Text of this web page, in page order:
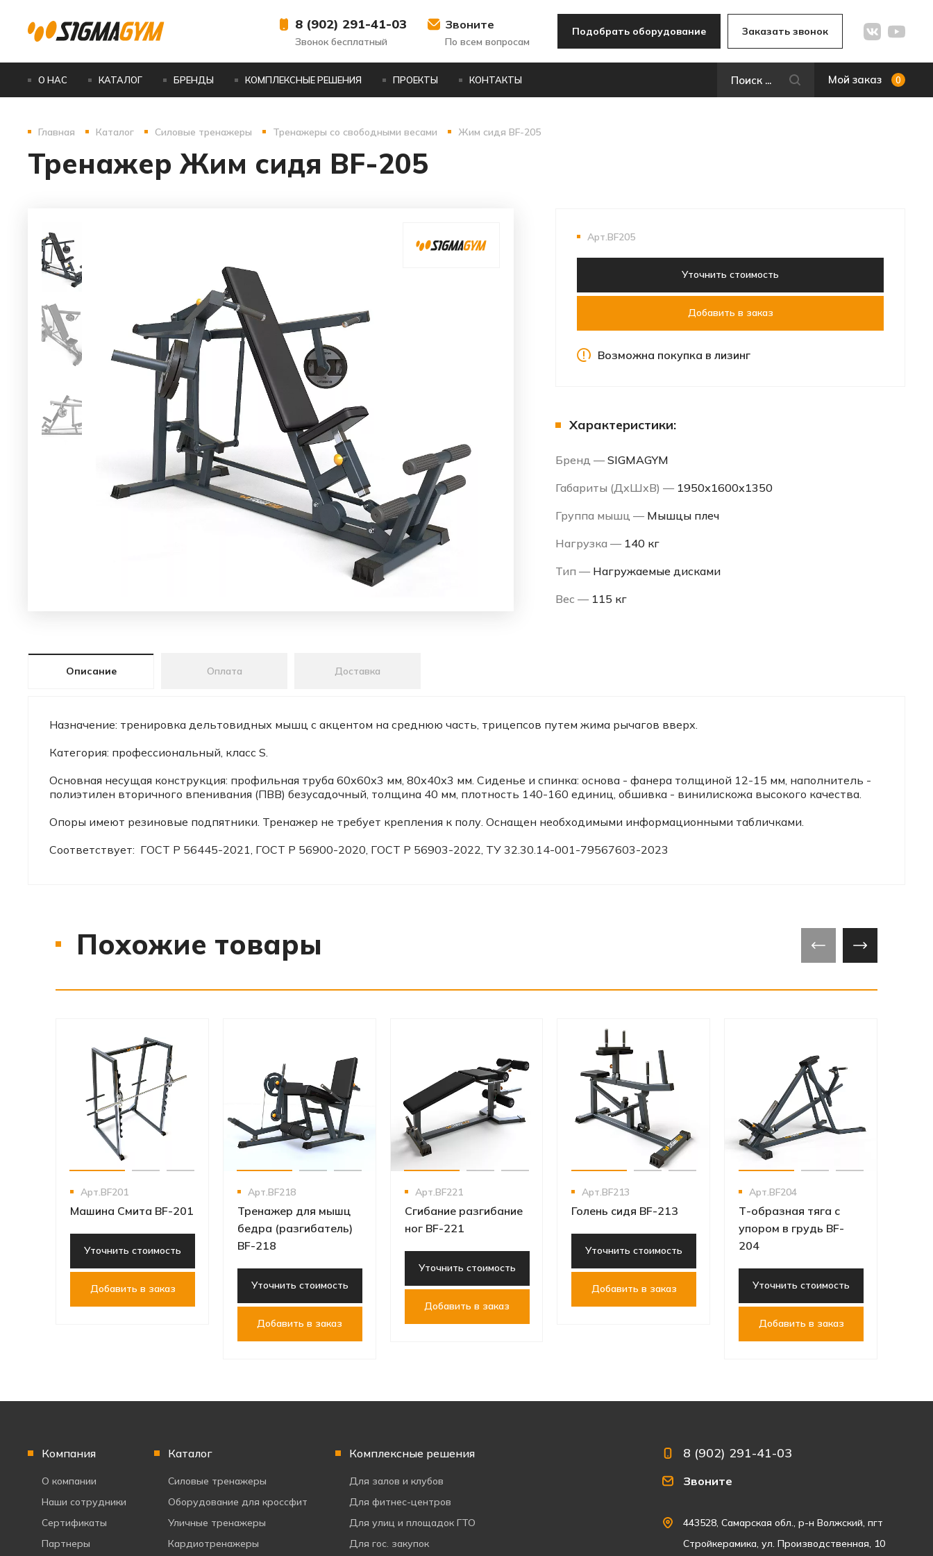
8 (902) 291-41-03
Звонок бесплатный
Звоните
По всем вопросам
Подобрать оборудование Заказать звонок
О НАС КАТАЛОГ БРЕНДЫ КОМПЛЕКСНЫЕ РЕШЕНИЯ ПРОЕКТЫ КОНТАКТЫ Мой заказ 0
Главная Каталог Силовые тренажеры Тренажеры со свободными весами Жим сидя BF-205
Тренажер Жим сидя BF-205
Арт.BF205
Уточнить стоимость
Добавить в заказ
Возможна покупка в лизинг
Характеристики:
Бренд — SIGMAGYM
Габариты (ДхШхВ) — 1950х1600х1350
Группа мышц — Мышцы плеч
Нагрузка — 140 кг
Тип — Нагружаемые дисками
Вес — 115 кг
Описание Оплата Доставка
Назначение: тренировка дельтовидных мышц с акцентом на среднюю часть, трицепсов путем жима рычагов вверх.
Категория: профессиональный, класс S.
Основная несущая конструкция: профильная труба 60х60х3 мм, 80х40х3 мм. Сиденье и спинка: основа - фанера толщиной 12-15 мм, наполнитель -
полиэтилен вторичного впенивания (ПВВ) безусадочный, толщина 40 мм, плотность 140-160 единиц, обшивка - винилискожа высокого качества.
Опоры имеют резиновые подпятники. Тренажер не требует крепления к полу. Оснащен необходимыми информационными табличками.
Соответствует: ГОСТ Р 56445-2021, ГОСТ Р 56900-2020, ГОСТ Р 56903-2022, ТУ 32.30.14-001-79567603-2023
Похожие товары
Арт.BF201
Машина Смита BF-201
Уточнить стоимость
Добавить в заказ
Арт.BF218
Тренажер для мышц
бедра (разгибатель)
BF-218
Уточнить стоимость
Добавить в заказ
Арт.BF221
Сгибание разгибание
ног BF-221
Уточнить стоимость
Добавить в заказ
Арт.BF213
Голень сидя BF-213
Уточнить стоимость
Добавить в заказ
Арт.BF204
Т-образная тяга с
упором в грудь BF-
204
Уточнить стоимость
Добавить в заказ
Компания
О компании
Наши сотрудники
Сертификаты
Партнеры
Каталог
Силовые тренажеры
Оборудование для кроссфит
Уличные тренажеры
Кардиотренажеры
Комплексные решения
Для залов и клубов
Для фитнес-центров
Для улиц и площадок ГТО
Для гос. закупок
8 (902) 291-41-03
Звоните
443528, Самарская обл., р-н Волжский, пгт
Стройкерамика, ул. Производственная, 10